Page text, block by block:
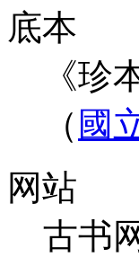
底本
《珍
（ 國
网站
古书